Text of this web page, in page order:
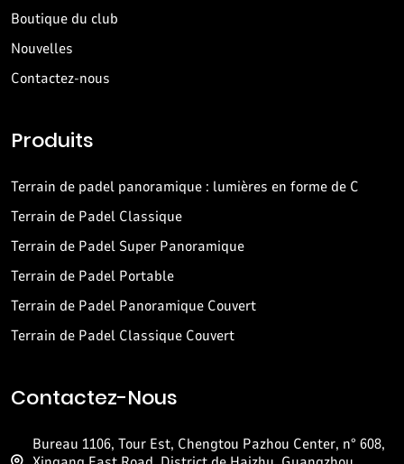
Boutique du club
Nouvelles
Contactez-nous
Produits
Terrain de padel panoramique : lumières en forme de C
Terrain de Padel Classique
Terrain de Padel Super Panoramique
Terrain de Padel Portable
Terrain de Padel Panoramique Couvert
Terrain de Padel Classique Couvert
Contactez-Nous
Bureau 1106, Tour Est, Chengtou Pazhou Center, n° 608,